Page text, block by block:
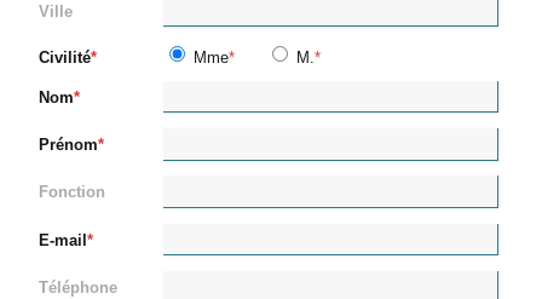
Ville
Civilité Mme M.
Nom
Prénom
Fonction
E-mail
Téléphone